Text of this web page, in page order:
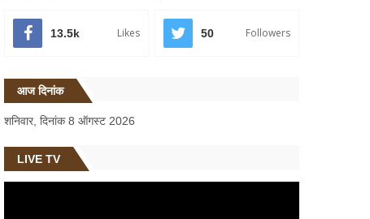
13.5k Likes 50 Followers
आज दिनांक
शनिवार, दिनांक 8 ऑगस्ट 2026
LIVE TV